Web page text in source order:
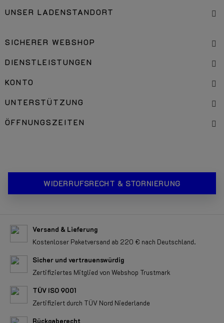
UNSER LADENSTANDORT
SICHERER WEBSHOP
DIENSTLEISTUNGEN
KONTO
UNTERSTÜTZUNG
ÖFFNUNGSZEITEN
WIDERRUFSRECHT & STORNIERUNG
Versand & Lieferung
Kostenloser Paketversand ab 220 € nach Deutschland.
Sicher und vertrauenswürdig
Zertifiziertes Mitglied von Webshop Trustmark
TÜV ISO 9001
Zertifiziert durch TÜV Nord Niederlande
Rückgaberecht